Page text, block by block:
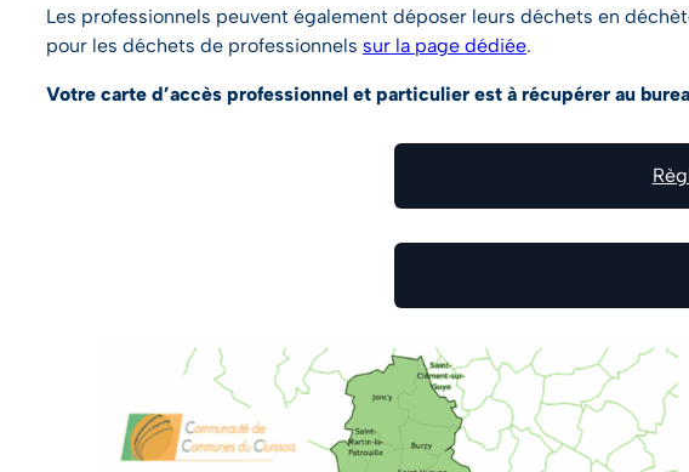
Les professionnels peuvent également déposer leurs déchets en
pour les déchets de professionnels sur la page dédiée.
Votre carte d’accès professionnel et particulier est à récupérer au